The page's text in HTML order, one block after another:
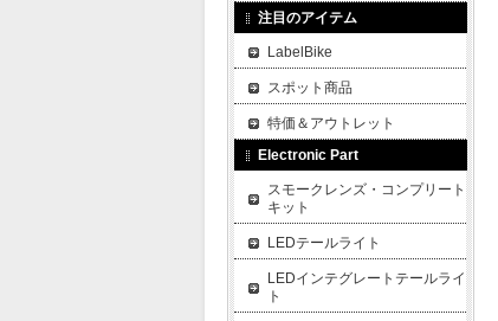
注目のアイテム
LabelBike
スポット商品
特価＆アウトレット
Electronic Part
スモークレンズ・コンプリート
キット
LEDテールライト
LEDインテグレートテールライ
ト